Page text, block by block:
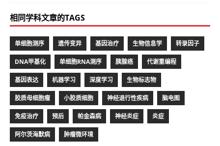
相同学科文章的TAGS
单细胞测序 遗传变异 基因治疗 生物信息学 转录因子
DNA甲基化 单细胞RNA测序 胰腺癌 代谢重编程
基因表达 机器学习 深度学习 生物标志物
胶质母细胞瘤 小胶质细胞 神经退行性疾病 脑电图
免疫治疗 预后 帕金森病 神经炎症 炎症
阿尔茨海默病 肿瘤微环境